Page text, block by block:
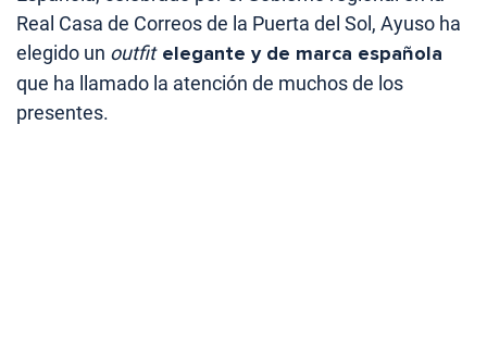
Real Casa de Correos de la Puerta del Sol, Ayuso ha
elegido un outfit elegante y de marca española
que ha llamado la atención de muchos de los
presentes.